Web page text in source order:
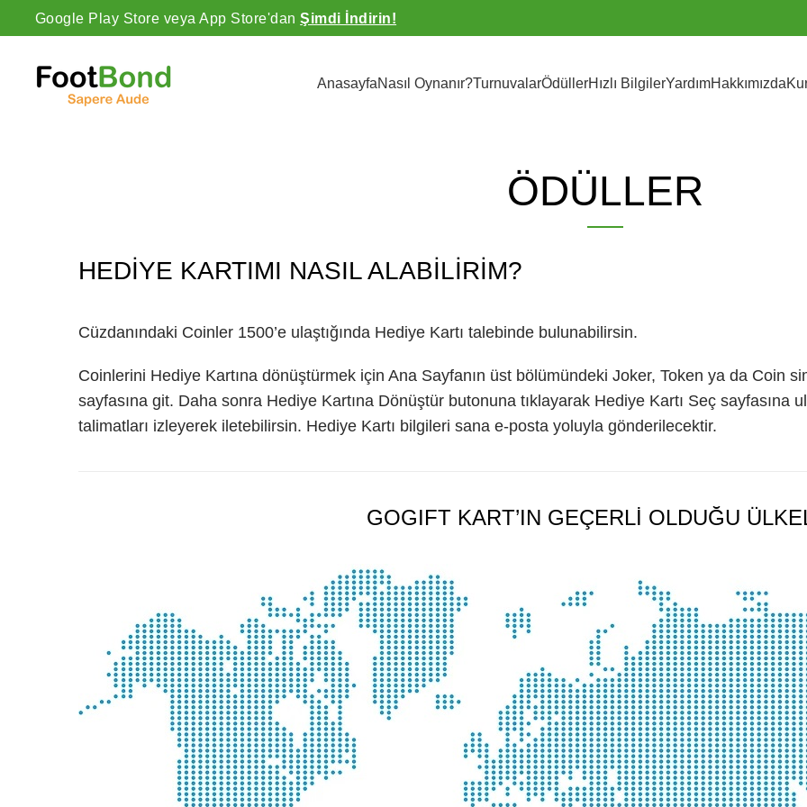
Google Play Store veya App Store'danŞimdi İndirin!
AnasayfaNasıl Oynanır?TurnuvalarÖdüllerHızlı BilgilerYardımHakkımızda
ÖDÜLLER
HEDIYE KARTIMI NASIL ALABILIRIM?
Cüzdanındaki Coinler 1500’e ulaştığında Hediye Kartı talebinde bulunabilirsin.
Coinlerini Hediye Kartına dönüştürmek için Ana Sayfanın üst bölümündeki Joker, Token ya da Coin
sayfasına git. Daha sonra Hediye Kartına Dönüştür butonuna tıklayarak Hediye Kartı Seç sayfasına
talimatları izleyerek iletebilirsin. Hediye Kartı bilgileri sana e-posta yoluyla gönderilecektir.
GOGIFT KART’IN GEÇERLİ OLDUĞU